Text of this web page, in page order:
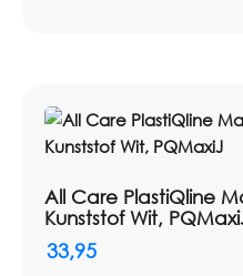
All Care PlastiQline
Kunststof Wit,
33,95